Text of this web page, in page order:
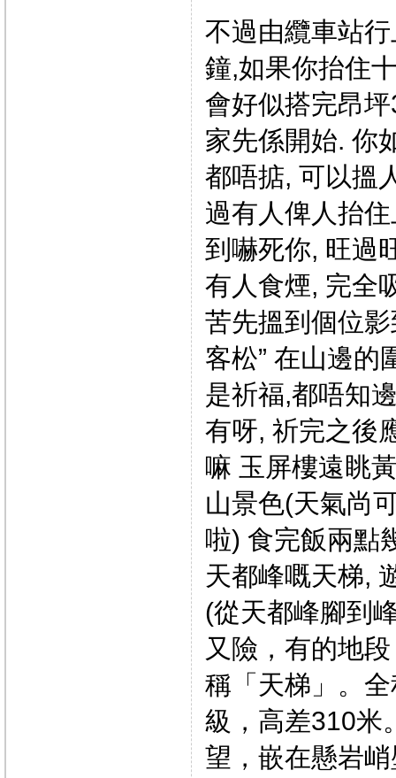
不過由纜車站
鐘,如果你抬住
會好似搭完昂
家先係開始. 你
都唔掂, 可以搵
過有人俾人抬
到嚇死你, 旺過
有人食煙, 完全
苦先搵到個位
客松” 在山邊的
是祈福,都唔知
有呀, 祈完之後
嘛 玉屏樓遠眺
山景色(天氣尚
啦) 食完飯兩點
天都峰嘅天梯,
(從天都峰腳到
又險，有的地
稱「天梯」。
級，高差310米
望，嵌在懸岩